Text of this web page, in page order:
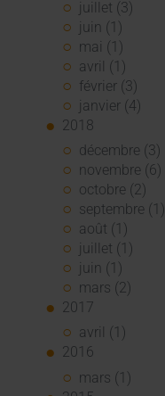
juillet (3)
juin (1)
mai (1)
avril (1)
février (3)
janvier (4)
2018
décembre (3)
novembre (6)
octobre (2)
septembre (1)
août (1)
juillet (1)
juin (1)
mars (2)
2017
avril (1)
2016
mars (1)